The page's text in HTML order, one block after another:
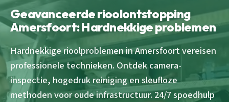
Geavanceerde rioolontstopping
Amersfoort: Hardnekkige problemen
Hardnekkige rioolproblemen in Amersfoort vereisen
professionele technieken. Ontdek camera-
inspectie, hogedruk reiniging en sleufloze
methoden voor oude infrastructuur. 24/7 spoedhulp